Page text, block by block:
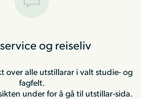
og reiseliv
over alle utstillarar i valt studie- og
fagfelt.
under for å gå til utstillar-sida.